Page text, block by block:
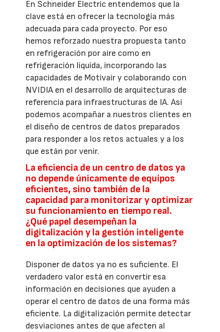
En Schneider Electric entendemos que la
clave está en ofrecer la tecnología más
adecuada para cada proyecto. Por eso
hemos reforzado nuestra propuesta tanto
en refrigeración por aire como en
refrigeración líquida, incorporando las
capacidades de Motivair y colaborando con
NVIDIA en el desarrollo de arquitecturas de
referencia para infraestructuras de IA. Así
podemos acompañar a nuestros clientes en
el diseño de centros de datos preparados
para responder a los retos actuales y a los
que están por venir.
La eficiencia de un centro de datos ya
no depende únicamente de equipos
eficientes, sino también de la
capacidad para monitorizar y optimizar
su funcionamiento en tiempo real.
¿Qué papel desempeñan la
digitalización y la gestión inteligente
en la optimización de los sistemas?
Disponer de datos ya no es suficiente. El
verdadero valor está en convertir esa
información en decisiones que ayuden a
operar el centro de datos de una forma más
eficiente. La digitalización permite detectar
desviaciones antes de que afecten al